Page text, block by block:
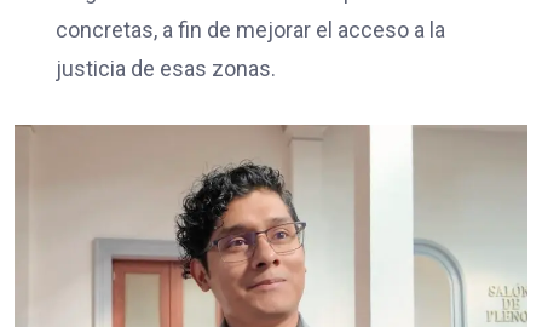
concretas, a fin de mejorar el acceso a la
justicia de esas zonas.